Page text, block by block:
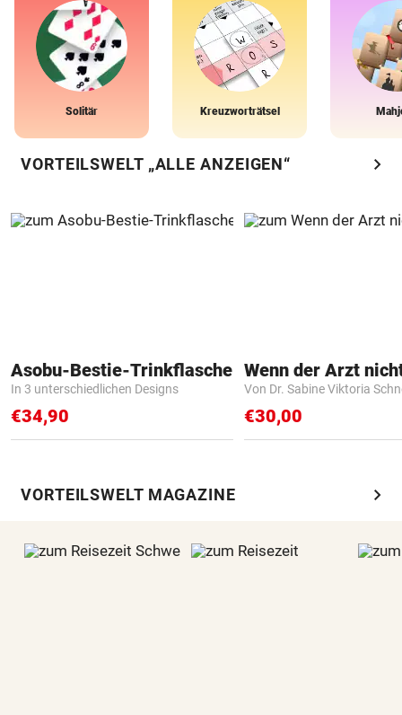
Solitär Kreuzworträtsel
VORTEILSWELT „ALLE ANZEIGEN“ chevron_right
Asobu-Bestie-Trinkflasche
In 3 unterschiedlichen Designs
€34,90
Von Dr. Sabine Viktoria
€30,00
VORTEILSWELT MAGAZINE chevron_right